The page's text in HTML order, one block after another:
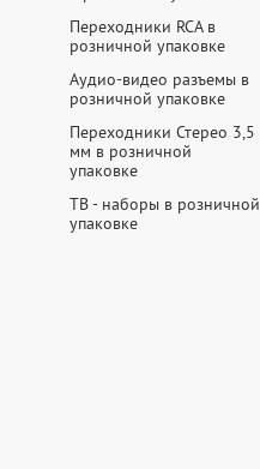
Переходники RCA в
розничной упаковке
Аудио-видео разъемы в
розничной упаковке
Переходники Стерео 3,5
мм в розничной
упаковке
ТВ - наборы в розничной
упаковке